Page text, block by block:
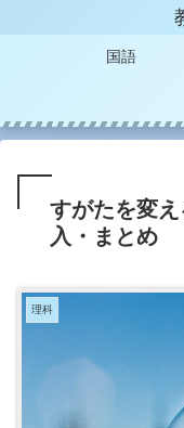
国語
すがたを変
入・まとめ
理科